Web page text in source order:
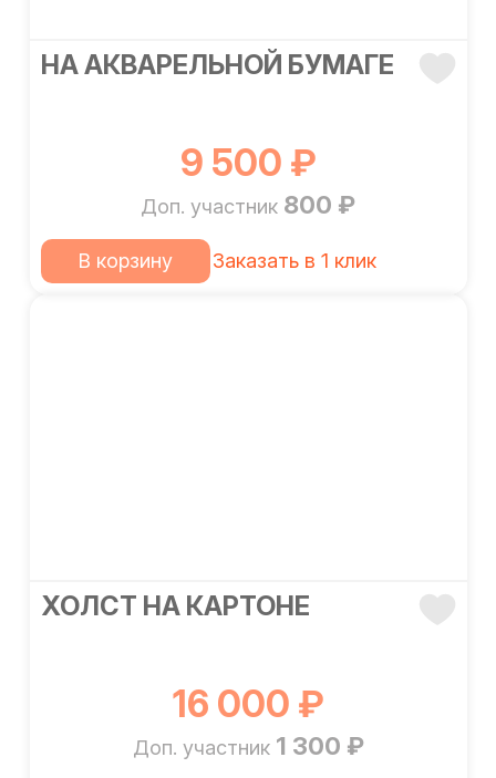
НА АКВАРЕЛЬНОЙ БУМАГЕ
9 500 ₽
Доп. участник 800 ₽
В корзину Заказать в 1 клик
ХОЛСТ НА КАРТОНЕ
16 000 ₽
Доп. участник 1 300 ₽